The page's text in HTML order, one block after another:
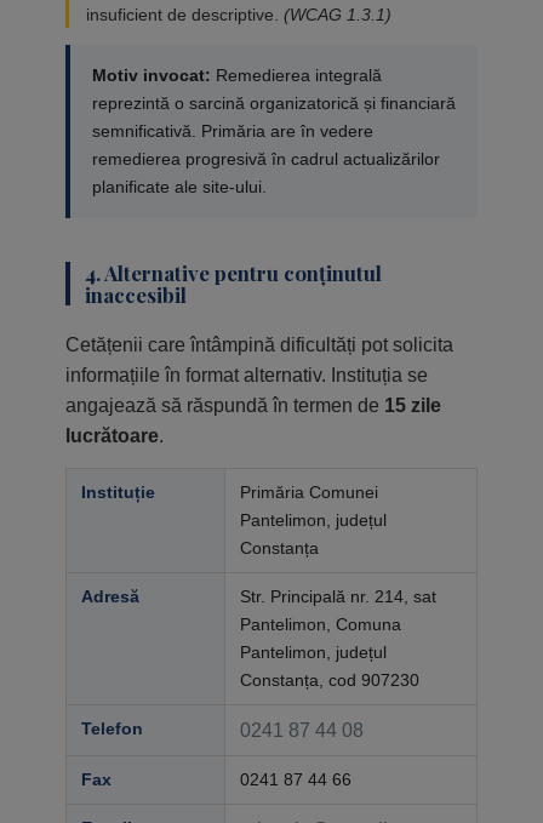
insuficient de descriptive. (WCAG 1.3.1)
Motiv invocat: Remedierea integrală
reprezintă o sarcină organizatorică și financiară
semnificativă. Primăria are în vedere
remedierea progresivă în cadrul actualizărilor
planificate ale site-ului.
4. Alternative pentru conținutul
inaccesibil
Cetățenii care întâmpină dificultăți pot solicita
informațiile în format alternativ. Instituția se
angajează să răspundă în termen de 15 zile
lucrătoare.
Instituție
Primăria Comunei
Pantelimon, județul
Constanța
Adresă
Str. Principală nr. 214, sat
Pantelimon, Comuna
Pantelimon, județul
Constanța, cod 907230
Telefon 0241 87 44 08
Fax 0241 87 44 66